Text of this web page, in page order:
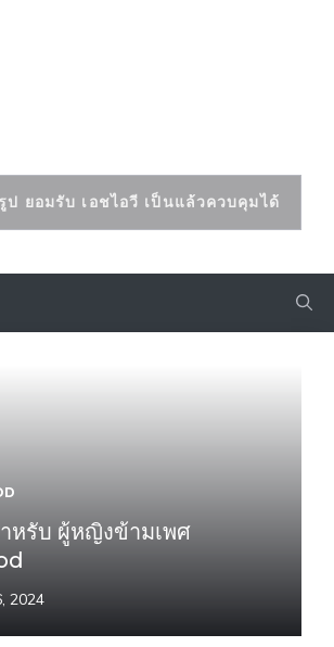
ป ยอมรับ เอชไอวี เป็นแล้วควบคุมได้
หรับ ผู้หญิงข้ามเพศ
2024